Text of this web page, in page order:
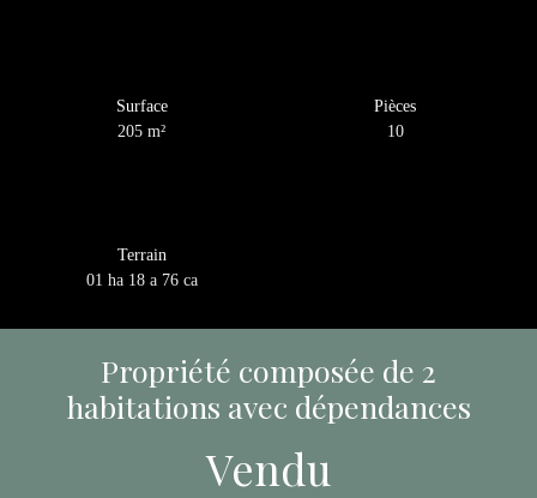
Surface
205m²
Pièces
10
Terrain
01 ha 18 a 76 ca
Propriété composée de 2
habitations avec dépendances
Vendu